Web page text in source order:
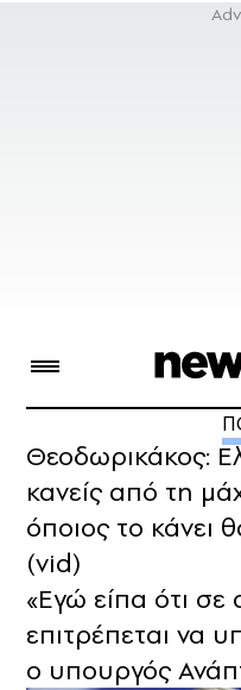
Θεοδωρικάκος:
κανείς από τη
όποιος το κάνει
(vid)
«Εγώ είπα ότι
επιτρέπεται να
ο υπουργός